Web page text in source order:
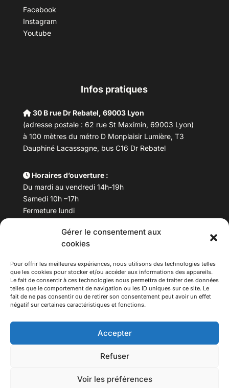
Gérer le consentement aux
cookies
Pour offrir les meilleures expériences, nous utilisons des technologies telles
que les cookies pour stocker et/ou accéder aux informations des appareils.
Le fait de consentir à ces technologies nous permettra de traiter des données
telles que le comportement de navigation ou les ID uniques sur ce site. Le
fait de ne pas consentir ou de retirer son consentement peut avoir un effet
négatif sur certaines caractéristiques et fonctions.
Accepter
Refuser
Voir les préférences
Facebook
Instagram
Youtube
Infos pratiques
30 B rue Dr Rebatel, 69003 Lyon
(adresse postale : 62 rue St Maximin, 69003 Lyon)
à 100 mètres du métro D Monplaisir Lumière, T3
Dauphiné Lacassagne, bus C16 Dr Rebatel
Horaires d’ouverture :
Du mardi au vendredi 14h-19h
Samedi 10h –17h
Fermeture lundi
Téléphone : 04 78 53 06 40
maisondesculturesasiatiques@asiexpo.com
Tous droits réservés.